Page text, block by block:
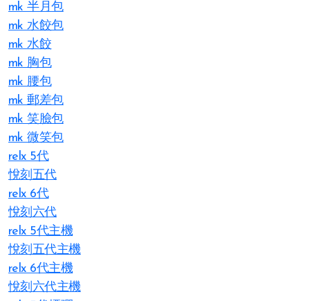
mk 半月包
mk 水餃包
mk 水餃
mk 胸包
mk 腰包
mk 郵差包
mk 笑臉包
mk 微笑包
relx 5代
悅刻五代
relx 6代
悅刻六代
relx 5代主機
悅刻五代主機
relx 6代主機
悅刻六代主機